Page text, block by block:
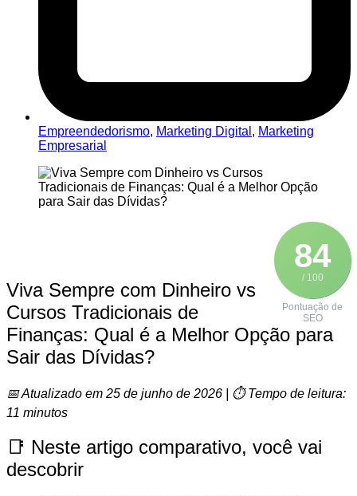
Empreendedorismo, Marketing Digital , Marketing
Empresarial
84
/ 100
Pontuação de
SEO
Viva Sempre com Dinheiro vs
Cursos Tradicionais de
Finanças: Qual é a Melhor Opção para
Sair das Dívidas?
📅 Atualizado em 25 de junho de 2026 | ⏱️ Tempo de leitura:
11 minutos
📑 Neste artigo comparativo, você vai
descobrir